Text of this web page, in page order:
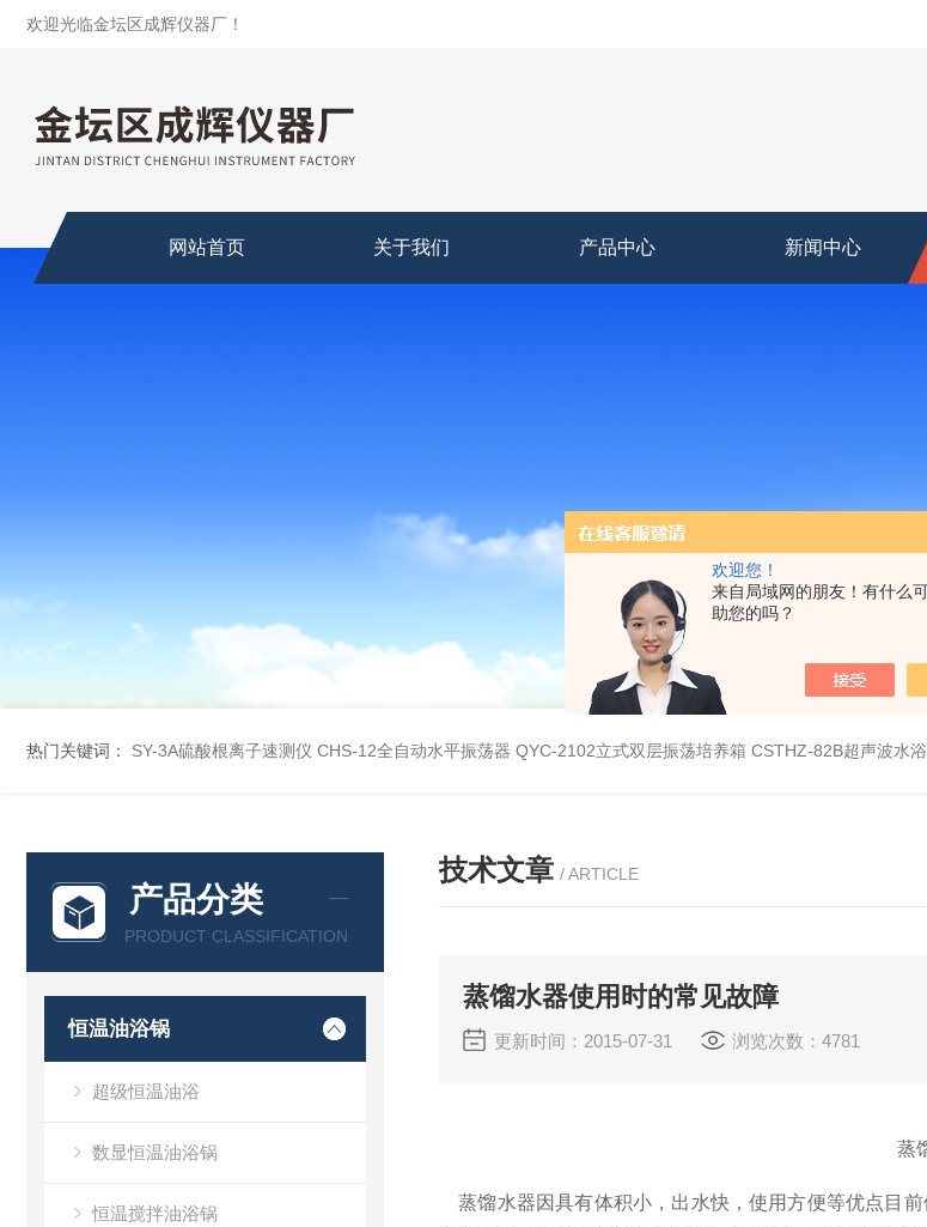
欢迎您！
来自局域网的朋友！有什么
助您的吗？
欢迎光临金坛区成辉仪器厂！
网站首页 关于我们 产品中心 新闻中心
热门关键词： SY-3A硫酸根离子速测仪 CHS-12全自动水平振荡器 QYC-2102立式双层振荡培养箱 CSTHZ-82B超声波水
产品分类
PRODUCT CLASSIFICATION
恒温油浴锅
超级恒温油浴
数显恒温油浴锅
恒温搅拌油浴锅
技术文章 / ARTICLE
蒸馏水器使用时的常见故障
更新时间：2015-07-31 浏览次数：4781
蒸
蒸馏水器因具有体积小，出水快，使用方便等优点目